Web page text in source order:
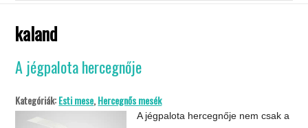
kaland
A jégpalota hercegnője
Kategóriák:Esti mese,Hercegnős mesék
A jégpalota hercegnője nem csak a